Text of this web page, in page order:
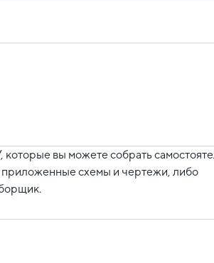
вы можете собрать
приложенные схемы и чертежи, либо